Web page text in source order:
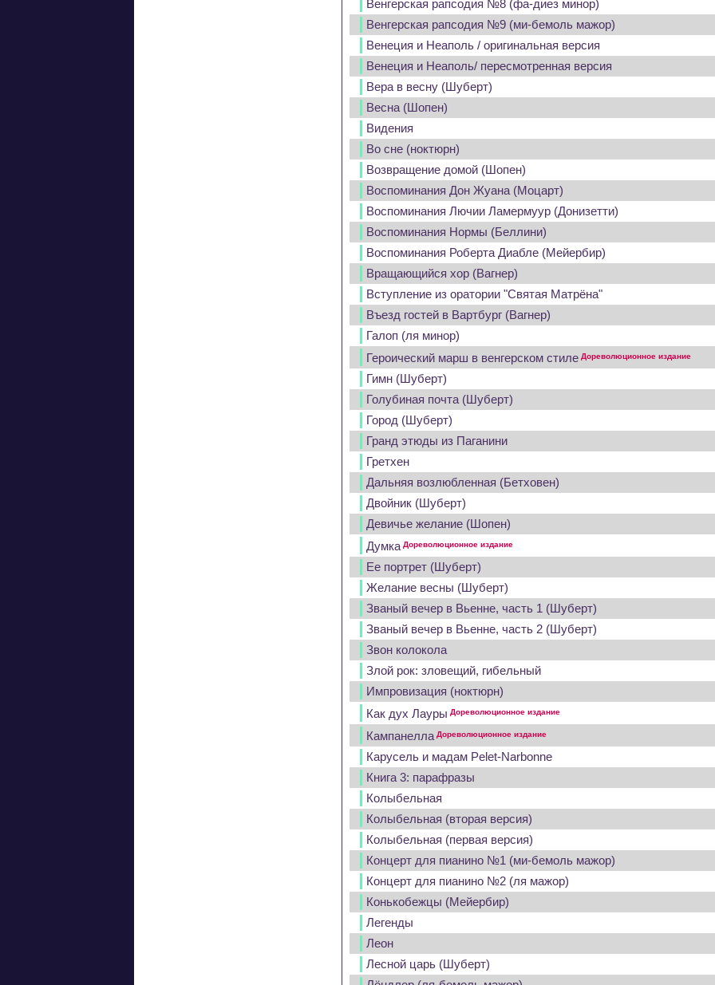
Венгерская рапсодия №8 (фа-диез минор)
Венгерская рапсодия №9 (ми-бемоль мажор)
Венеция и Неаполь / оригинальная версия
Венеция и Неаполь/ пересмотренная версия
Вера в весну (Шуберт)
Весна (Шопен)
Видения
Во сне (ноктюрн)
Возвращение домой (Шопен)
Воспоминания Дон Жуана (Моцарт)
Воспоминания Лючии Ламермуур (Донизетти)
Воспоминания Нормы (Беллини)
Воспоминания Роберта Диабле (Мейербир)
Вращающийся хор (Вагнер)
Вступление из оратории "Святая Матрёна"
Въезд гостей в Вартбург (Вагнер)
Галоп (ля минор)
Героический марш в венгерском стиле Дореволюционное издание
Гимн (Шуберт)
Голубиная почта (Шуберт)
Город (Шуберт)
Гранд этюды из Паганини
Гретхен
Дальняя возлюбленная (Бетховен)
Двойник (Шуберт)
Девичье желание (Шопен)
Думка Дореволюционное издание
Ее портрет (Шуберт)
Желание весны (Шуберт)
Званый вечер в Вьенне, часть 1 (Шуберт)
Званый вечер в Вьенне, часть 2 (Шуберт)
Звон колокола
Злой рок: зловещий, гибельный
Импровизация (ноктюрн)
Как дух Лауры Дореволюционное издание
Кампанелла Дореволюционное издание
Карусель и мадам Pelet-Narbonne
Книга 3: парафразы
Колыбельная
Колыбельная (вторая версия)
Колыбельная (первая версия)
Концерт для пианино №1 (ми-бемоль мажор)
Концерт для пианино №2 (ля мажор)
Конькобежцы (Мейербир)
Легенды
Леон
Лесной царь (Шуберт)